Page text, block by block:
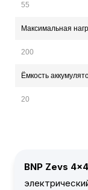
55
Максимальная
200
Ёмкость
20
BNP Zevs 4x4